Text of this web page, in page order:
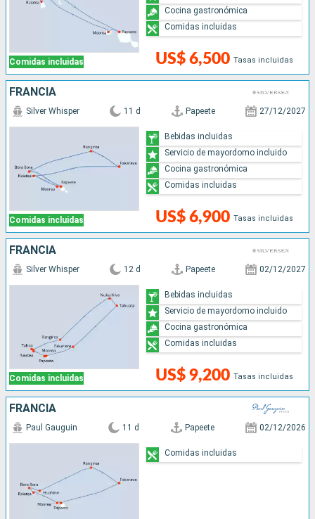
Comidas incluidas US$ 6,500 Tasas incluidas
Cocina gastronómica
Comidas incluidas
FRANCIA
Comidas incluidas
Silver Whisper 11 d Papeete 27/12/2027
US$ 6,900 Tasas incluidas
Bebidas incluidas
Servicio de mayordomo incluido
Cocina gastronómica
Comidas incluidas
FRANCIA
Comidas incluidas
Silver Whisper 12 d Papeete 02/12/2027
US$ 9,200 Tasas incluidas
Bebidas incluidas
Servicio de mayordomo incluido
Cocina gastronómica
Comidas incluidas
FRANCIA
Paul Gauguin 11 d Papeete 02/12/2026
Comidas incluidas